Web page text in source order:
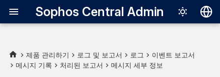
Sophos Central Admin
English
헤더 세부 정보
제품 관리하기 로그 및 보고서 로그
이벤트 보고서
메시지 기록
처리된 보고서 메시지 세부 정보